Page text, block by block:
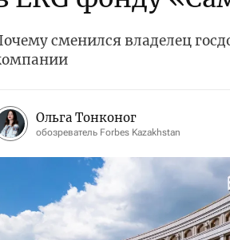
сменился владелец
Ольга Тонконог
обозреватель Forbes Kazakhstan